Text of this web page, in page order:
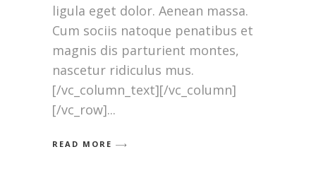
ligula eget dolor. Aenean massa.
Cum sociis natoque penatibus et
magnis dis parturient montes,
nascetur ridiculus mus.
[/vc_column_text][/vc_column]
[/vc_row]
READ MORE